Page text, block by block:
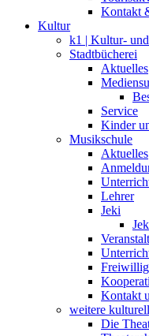
Kontakt
Kultur
k1 | Kultur-
Stadtbücherei
Aktuelles
Service
Kinder
Musikschule
Aktuelles
Lehrer
Jeki
Kontakt
weitere
Die